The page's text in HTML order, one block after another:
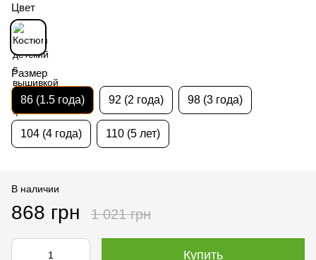
Цвет
Размер
86 (1.5 года) 92 (2 года) 98 (3 года)
104 (4 года) 110 (5 лет)
В наличии
868 грн 1 021 грн
Купить